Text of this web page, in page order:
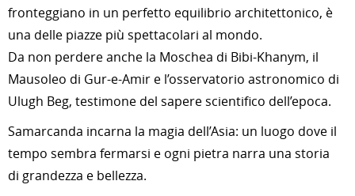
fronteggiano in un perfetto equilibrio architettonico, è
una delle piazze più spettacolari al mondo.
Da non perdere anche la Moschea di Bibi-Khanym, il
Mausoleo di Gur-e-Amir e l’osservatorio astronomico di
Ulugh Beg, testimone del sapere scientifico dell’epoca.
Samarcanda incarna la magia dell’Asia: un luogo dove il
tempo sembra fermarsi e ogni pietra narra una storia
di grandezza e bellezza.